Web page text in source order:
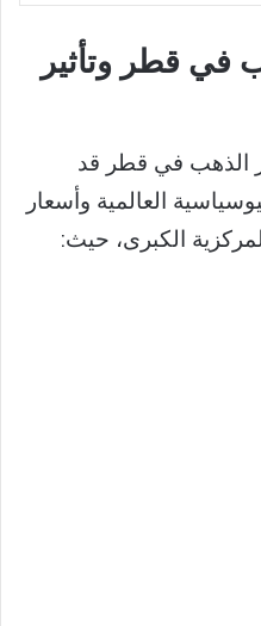
في قطر وتأثير
الذهب في قطر قد
العالمية وأسعار
الكبرى، حيث: